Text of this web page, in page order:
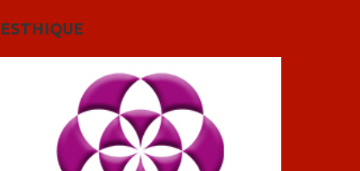
ESTHIQUE